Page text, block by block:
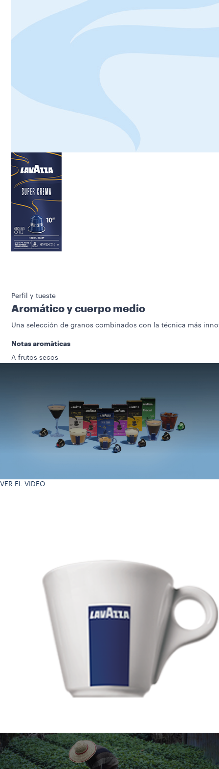
Perfil y tueste
Aromático y cuerpo medio
Una selección de granos combinados con la técnica más
Notas aromàticas
A frutos secos
VER EL VIDEO